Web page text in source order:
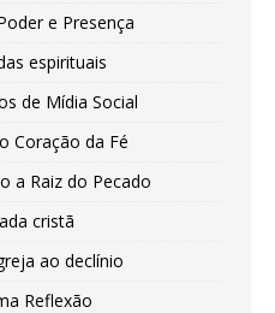
e Presença
espirituais
de Mídia Social
Coração da Fé
a Raiz do Pecado
cristã
ao declínio
Reflexão